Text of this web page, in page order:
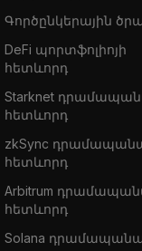
Գործընկերային
DeFi պորտֆոլիոյի
հետևորդ
Starknet
հետևորդ
zkSync
հետևորդ
Arbitrum
հետևորդ
Solana